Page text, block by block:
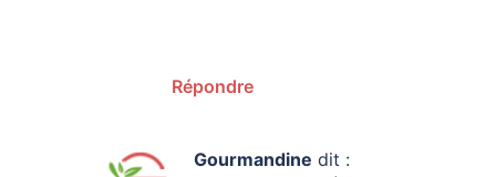
Répondre
Gourmandine dit :